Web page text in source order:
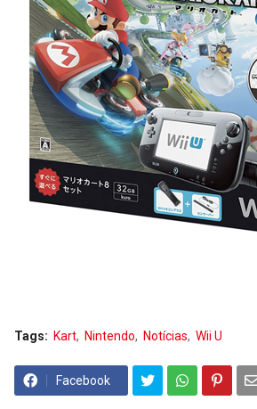
Tags: Kart Nintendo Notícias Wii U
Facebook